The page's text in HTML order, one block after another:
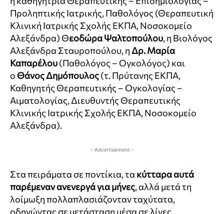
Προληπτικής Ιατρικής, Παθολόγος (Θεραπευτική
Κλινική Ιατρικής Σχολής ΕΚΠΑ, Νοσοκομείο
Αλεξάνδρα) Θεοδώρα Ψαλτοπούλου, η Βιολόγος
Αλεξάνδρα Σταυροπούλου, η Δρ. Μαρία
Καπαρέλου(Παθολόγος – Ογκολόγος) και
ο Θάνος Δημόπουλος(τ. Πρύτανης ΕΚΠΑ,
Καθηγητής Θεραπευτικής – Ογκολογίας –
Αιματολογίας, Διευθυντής Θεραπευτικής
Κλινικής Ιατρικής Σχολής ΕΚΠΑ, Νοσοκομείο
Αλεξάνδρα).
- Advertisement -
Στα πειράματα σε ποντίκια, τα κύτταρα αυτά
παρέμεναν ανενεργά για μήνες, αλλά μετά τη
λοίμωξη πολλαπλασιάζονταν ταχύτατα,
οδηγώντας σε μετάσταση μέσα σε λίγες